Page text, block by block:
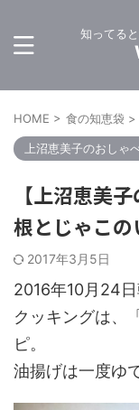
知ってる
HOME > 食の知恵袋 >
上沼恵美子のおしゃ
【上沼恵美
根とじゃこ
2017年3月5日
2016年10月24
クッキングは、
ピ。
油揚げは一度ゆ